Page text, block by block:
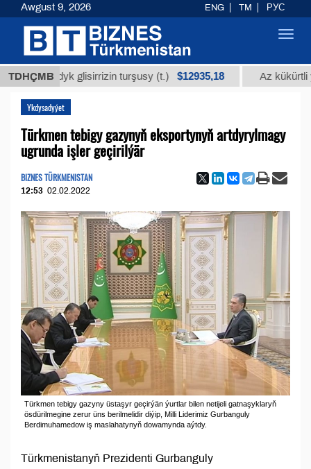
TDHÇMBglisirrizin turşusy (t.) $12935,18 Az kükürtli ýakyş
Ykdysadyýet
Türkmen tebigy gazynyň eksportynyň artdyrylmagy
ugrunda işler geçirilýär
BIZNES TÜRKMENISTAN
12:53 02.02.2022
Türkmen tebigy gazyny üstaşyr geçirýän ýurtlar bilen netijeli gatnaşyklaryň
ösdürilmegine zerur üns berilmelidir diýip, Milli Liderimiz Gurbanguly
Berdimuhamedow iş maslahatynyň dowamynda aýtdy.
Türkmenistanyň Prezidenti Gurbanguly
Awgust 9, 2026 ENG TM РУС